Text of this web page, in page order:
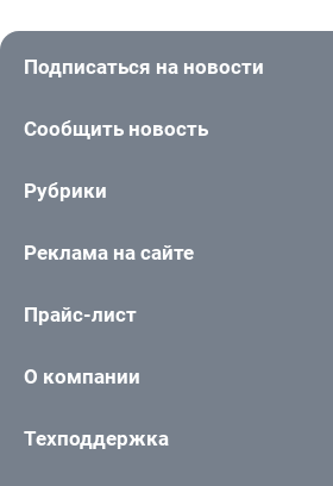
Подписаться на новости
Сообщить новость
Рубрики
Реклама на сайте
Прайс-лист
О компании
Техподдержка